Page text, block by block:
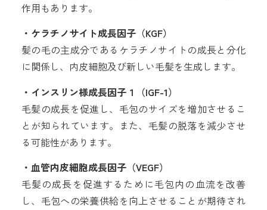
作用もあります。
・ケラチノサイト成長因子（KGF）
髪の毛の主成分であるケラチノサイトの成長と分化
に関係し、内皮細胞及び新しい毛髪を生成します。
・インスリン様成長因子１（IGF-1）
毛髪の成長を促進し、毛包のサイズを増加させるこ
とが知られています。また、毛髪の脱落を減少させ
る可能性があります。
・血管内皮細胞成長因子（VEGF）
毛髪の成長を促進するために毛包内の血流を改善
し、毛包への栄養供給を向上させることが期待され